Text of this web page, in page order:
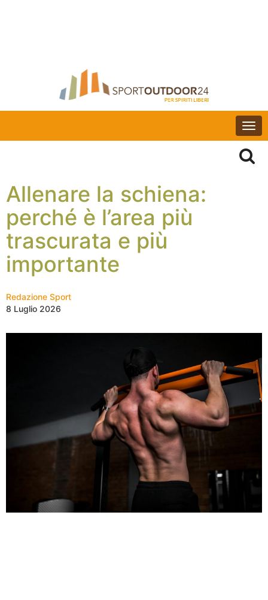
Allenare la schiena:
perché è l’area più
trascurata e più
importante
Redazione Sport
8 Luglio 2026